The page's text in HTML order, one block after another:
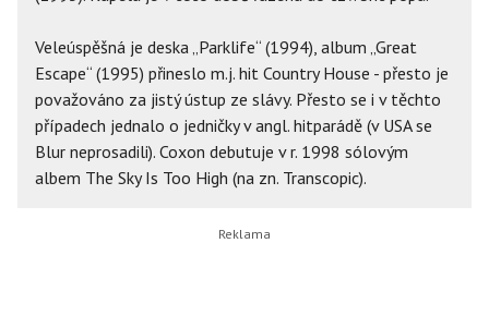
Veleúspěšná je deska „Parklife“ (1994), album „Great
Escape“ (1995) přineslo m.j. hit Country House - přesto je
považováno za jistý ústup ze slávy. Přesto se i v těchto
případech jednalo o jedničky v angl. hitparádě (v USA se
Blur neprosadili). Coxon debutuje v r. 1998 sólovým
albem The Sky Is Too High (na zn. Transcopic).